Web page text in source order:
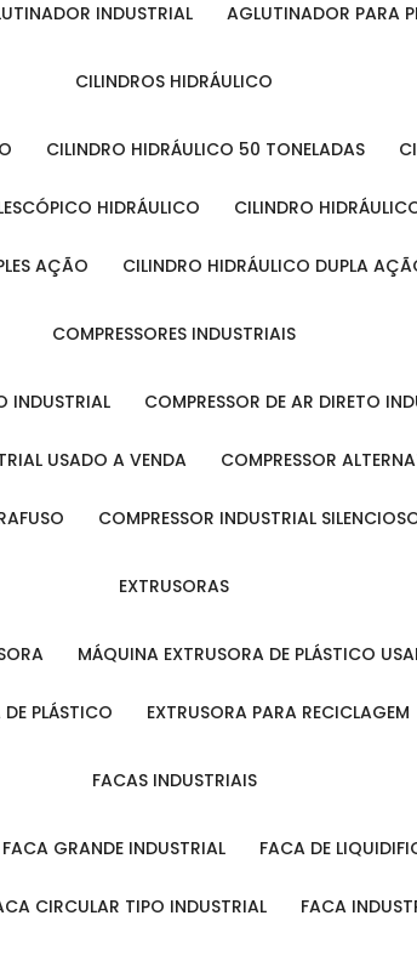
INDUSTRIAL AGLUTINADOR PARA
CILINDROS HIDRÁULICO
CILINDRO HIDRÁULICO 50 TONELADAS
HIDRÁULICO CILINDRO
AÇÃO CILINDRO HIDRÁULICO DUPLA
COMPRESSORES INDUSTRIAIS
INDUSTRIAL COMPRESSOR DE AR DIRETO
USADO A VENDA COMPRESSOR
COMPRESSOR INDUSTRIAL
EXTRUSORAS
MÁQUINA EXTRUSORA DE PLÁSTICO
DE PLÁSTICO EXTRUSORA PARA RECICLAGEM
FACAS INDUSTRIAIS
FACA GRANDE INDUSTRIAL FACA DE
CIRCULAR TIPO INDUSTRIAL FACA